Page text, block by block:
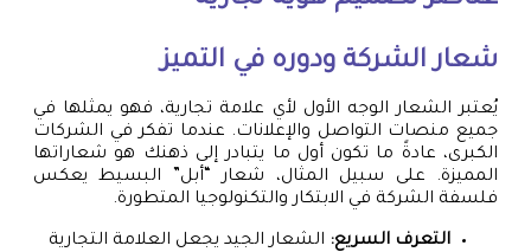
شعار الشركة ودوره في التميز
يُعتبر الشعار الوجه الأول لأي علامة تجارية، فهو يمثلها في
جميع منصات التواصل والإعلانات. عندما تفكر في الشركات
الكبرى، عادةً ما تكون أول ما يتبادر إلى ذهنك هو شعاراتها
المميزة. على سبيل المثال، شعار “أبل” البسيط يعكس
فلسفة الشركة في الابتكار والتكنولوجيا المتطورة.
التعرف السريع: الشعار الجيد يجعل العلامة التجارية